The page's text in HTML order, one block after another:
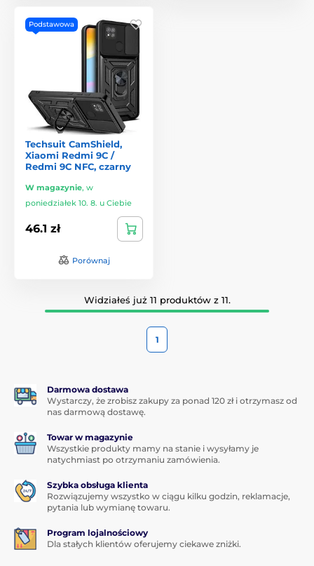
Podstawowa
Techsuit CamShield,
Xiaomi Redmi 9C /
Redmi 9C NFC, czarny
W magazynie, w
poniedziałek 10. 8. u Ciebie
46.1 zł
Porównaj
Widziałeś już 11 produktów z 11.
1
Darmowa dostawa
Wystarczy, że zrobisz zakupy za ponad 120 zł i otrzymasz od
nas darmową dostawę.
Towar w magazynie
Wszystkie produkty mamy na stanie i wysyłamy je
natychmiast po otrzymaniu zamówienia.
Szybka obsługa klienta
Rozwiązujemy wszystko w ciągu kilku godzin, reklamacje,
pytania lub wymianę towaru.
Program lojalnościowy
Dla stałych klientów oferujemy ciekawe zniżki.